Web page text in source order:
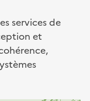
services de
et